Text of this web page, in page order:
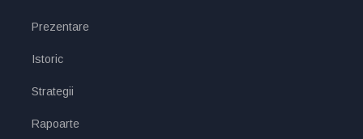
Prezentare
Istoric
Strategii
Rapoarte